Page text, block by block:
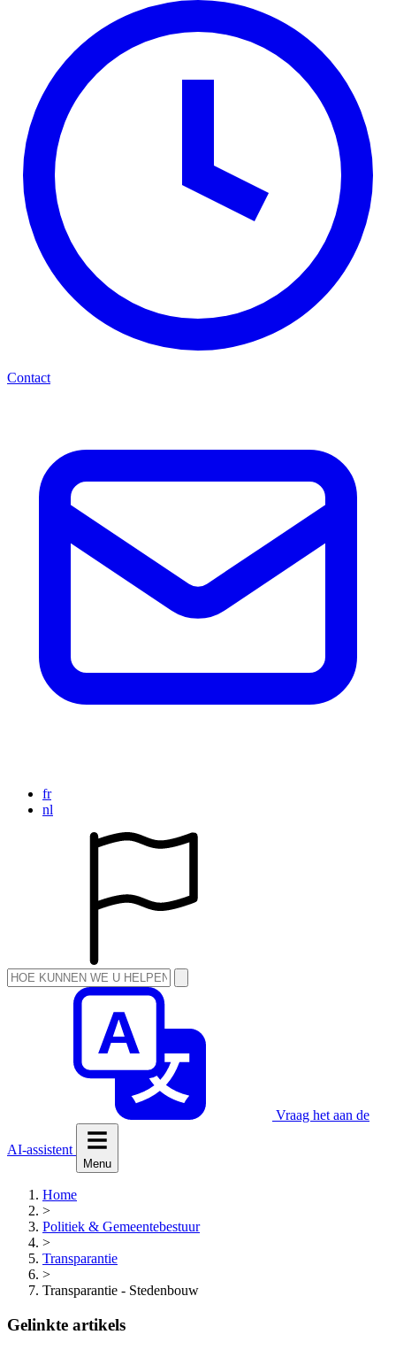
Contact
fr
nl
Vraag het aan de
AI-assistent
Menu
Home
>
Politiek & Gemeentebestuur
>
Transparantie
>
Transparantie - Stedenbouw
Gelinkte artikels